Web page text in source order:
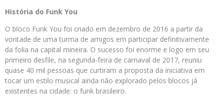
História do Funk You
O bloco Funk You foi criado em dezembro de 2016 a partir da
vontade de uma turma de amigos em participar definitivamente
da folia na capital mineira. O sucesso foi enorme e logo em seu
primeiro desfile, na segunda-feira de carnaval de 2017, reuniu
quase 40 mil pessoas que curtiram a proposta da iniciativa em
tocar um estilo musical ainda não explorado pelos blocos já
existentes na cidade: o funk brasileiro.